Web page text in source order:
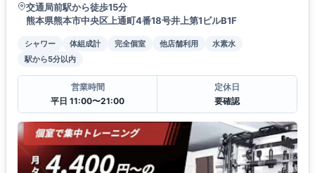
交通局前駅から徒歩15分
熊本県熊本市中央区上通町4番18号井上第1ビルB1F
シャワー 体組成計 完全個室 他店舗利用
水素水
駅から5分以内
営業時間
平日 11:00〜21:00
定休日
要確認